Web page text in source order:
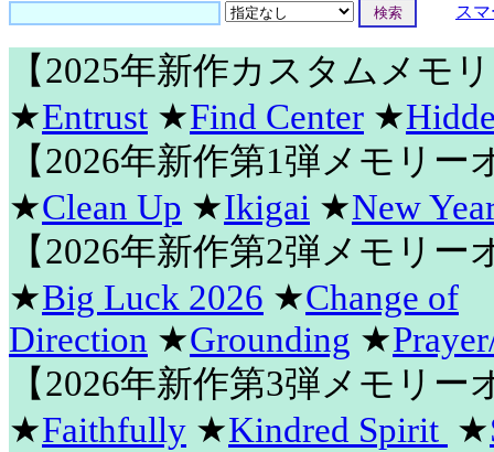
ス
【2025年新作カスタムメモ
★Entrust ★Find Center ★
【2026年新作第1弾メモリー
★Clean Up ★Ikigai ★New
【2026年新作第2弾メモリー
★Big Luck 2026 ★Change of
Direction ★Grounding ★
【2026年新作第3弾メモリー
★Faithfully ★Kindred Spirit ★